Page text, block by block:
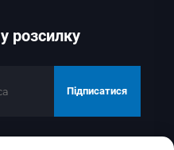
розсилку
Підписатися